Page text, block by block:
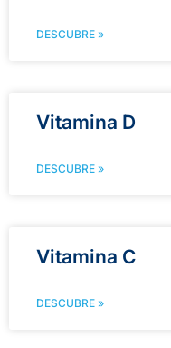
DESCUBRE »
Vitamina D
DESCUBRE »
Vitamina C
DESCUBRE »